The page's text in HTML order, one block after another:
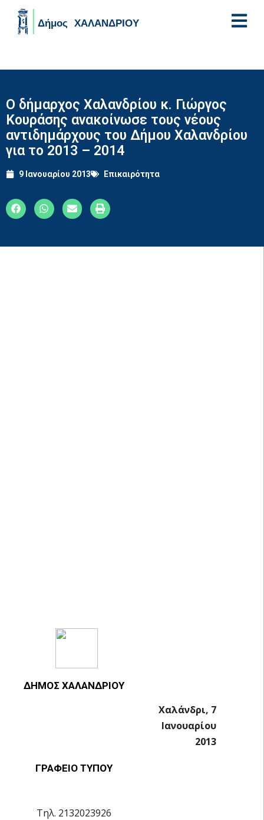
Ο δήμαρχος Χαλανδρίου κ. Γιώργος
Κουράσης ανακοίνωσε τους νέους
αντιδημάρχους του Δήμου Χαλανδρίου
για το 2013 – 2014
9 Ιανουαρίου 2013 Επικαιρότητα
ΔΗΜΟΣ ΧΑΛΑΝΔΡΙΟΥ
Χαλάνδρι, 7
Ιανουαρίου
2013
ΓΡΑΦΕΙΟ ΤΥΠΟΥ
Τηλ. 2132023926